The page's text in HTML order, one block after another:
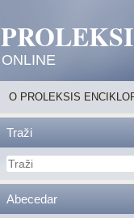
ONLINE
O PROLEKSIS
Traži
Abecedar